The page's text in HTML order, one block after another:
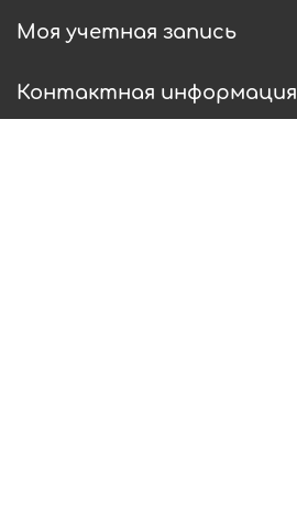
Моя учетная запись
Контактная информация